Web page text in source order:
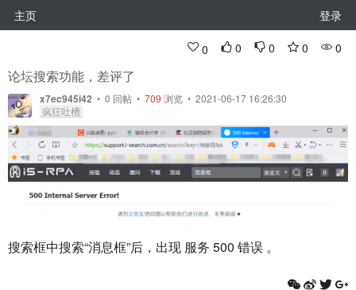
主页 登录
0 0 0 0 0
论坛搜索功能，差评了
x7ec945i42 • 0 回帖 • 709 浏览 • 2021-06-17 16:26:30
疯狂吐槽
搜索框中搜索“消息框”后，出现 服务 500 错误 。